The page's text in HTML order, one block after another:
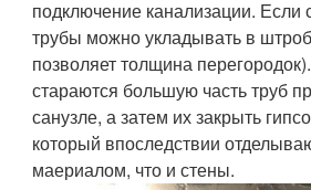
подключение канализации. Если
трубы можно укладывать в
позволяет толщина
стараются большую часть труб
санузле, а затем их закрыть
который впоследствии
маериалом, что и стены.